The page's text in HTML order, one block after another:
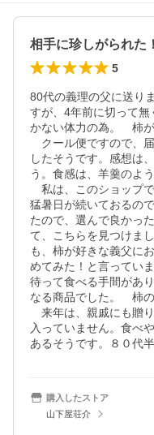
5
80代の義理の父に送り
すが、4年前に切って
かない体力の為。　柿
クール便ですので、
したそうです。感想は
う。食感は、羊羹のよ
私は、このショップで
猛暑日が続いておるの
たので、選んで良かっ
て、こちらを見つけま
も、柿が好きな義父に
めてみた！と言ってい
待って食べる手間があ
なる商品でした。　柿
来年は、親戚にも贈
入っていません。食べ
あるそうです。８０代半
購入したストア
山下屋荘介